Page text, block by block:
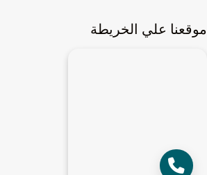
موقعنا علي الخريطة